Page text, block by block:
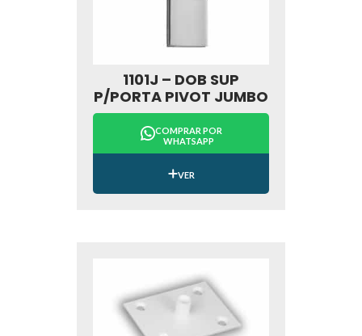
1101J – DOB SUP
P/PORTA PIVOT JUMBO
COMPRAR POR
WHATSAPP
VER